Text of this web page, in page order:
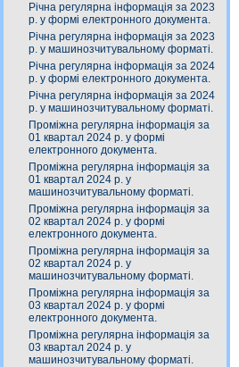
Річна регулярна інформація за 2023
р. у формі електронного документа.
Річна регулярна інформація за 2023
р. у машинозчитувальному форматі.
Річна регулярна інформація за 2024
р. у формі електронного документа.
Річна регулярна інформація за 2024
р. у машинозчитувальному форматі.
Проміжна регулярна інформація за
01 квартал 2024 р. у формі
електронного документа.
Проміжна регулярна інформація за
01 квартал 2024 р. у
машинозчитувальному форматі.
Проміжна регулярна інформація за
02 квартал 2024 р. у формі
електронного документа.
Проміжна регулярна інформація за
02 квартал 2024 р. у
машинозчитувальному форматі.
Проміжна регулярна інформація за
03 квартал 2024 р. у формі
електронного документа.
Проміжна регулярна інформація за
03 квартал 2024 р. у
машинозчитувальному форматі.